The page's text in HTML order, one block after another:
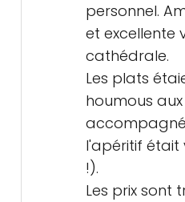
personnel.
et excellente
cathédrale.
Les plats
houmous
l'apéritif était
!).
Les prix sont